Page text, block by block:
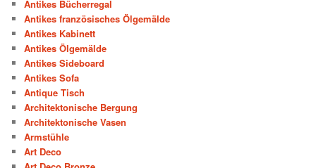
Antikes Bücherregal
Antikes französisches Ölgemälde
Antikes Kabinett
Antikes Ölgemälde
Antikes Sideboard
Antikes Sofa
Antique Tisch
Architektonische Bergung
Architektonische Vasen
Armstühle
Art Deco